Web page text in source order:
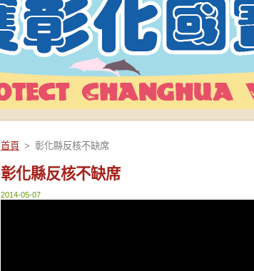
首頁 > 彰化縣反核不缺席
彰化縣反核不缺席
2014-05-